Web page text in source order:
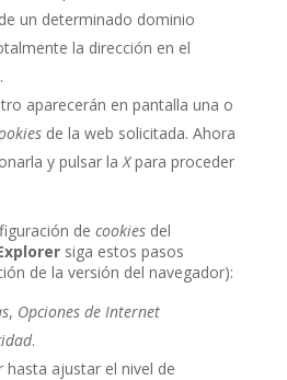
un determinado dominio
la dirección en el
.
aparecerán en pantalla una o
de la web solicitada. Ahora
y pulsar laXpara proceder
de cookiesdel
siga estos pasos
de la versión del navegador):
, Opciones de Internet
.
hasta ajustar el nivel de